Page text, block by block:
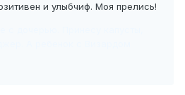
и улыбчиф. Моя прелись!